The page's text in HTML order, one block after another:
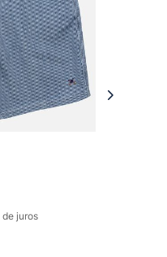
de juros